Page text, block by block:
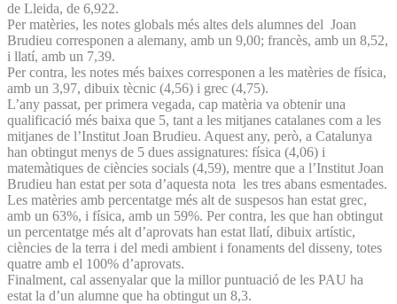
de Lleida, de 6,922.
Per matèries, les notes globals més altes dels alumnes del Joan
Brudieu corresponen a alemany, amb un 9,00; francès, amb un 8,52,
i llatí, amb un 7,39.
Per contra, les notes més baixes corresponen a les matèries de física,
amb un 3,97, dibuix tècnic (4,56) i grec (4,75).
L’any passat, per primera vegada, cap matèria va obtenir una
qualificació més baixa que 5, tant a les mitjanes catalanes com a les
mitjanes de l’Institut Joan Brudieu. Aquest any, però, a Catalunya
han obtingut menys de 5 dues assignatures: física (4,06) i
matemàtiques de ciències socials (4,59), mentre que a l’Institut Joan
Brudieu han estat per sota d’aquesta nota les tres abans esmentades.
Les matèries amb percentatge més alt de suspesos han estat grec,
amb un 63%, i física, amb un 59%. Per contra, les que han obtingut
un percentatge més alt d’aprovats han estat llatí, dibuix artístic,
ciències de la terra i del medi ambient i fonaments del disseny, totes
quatre amb el 100% d’aprovats.
Finalment, cal assenyalar que la millor puntuació de les PAU ha
estat la d’un alumne que ha obtingut un 8,3.